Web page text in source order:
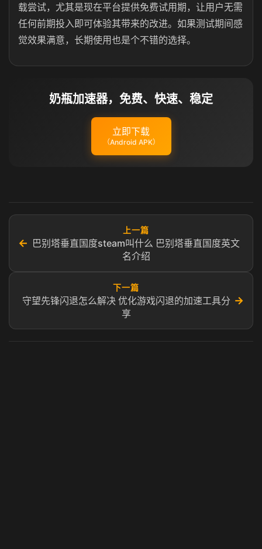
载尝试，尤其是现在平台提供免费试用期，让用户无需
任何前期投入即可体验其带来的改进。如果测试期间感
觉效果满意，长期使用也是个不错的选择。
奶瓶加速器，免费、快速、稳定
立即下载
（Android APK）
←
上一篇
巴别塔垂直国度steam叫什么 巴别塔垂直国度英文
名介绍
下一篇
守望先锋闪退怎么解决 优化游戏闪退的加速工具分
享
→